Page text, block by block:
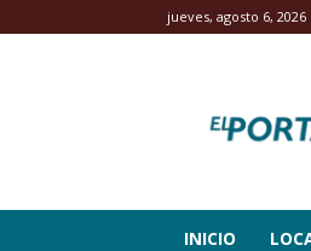
jueves, agosto 6, 2026
INICIO